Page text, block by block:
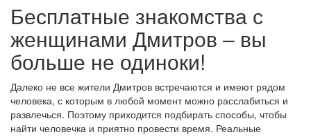
Бесплатные знакомства с
женщинами Дмитров – вы
больше не одиноки!
Далеко не все жители Дмитров встречаются и имеют рядом
человека, с которым в любой момент можно расслабиться и
развлечься. Поэтому приходится подбирать способы, чтобы
найти человечка и приятно провести время. Реальные